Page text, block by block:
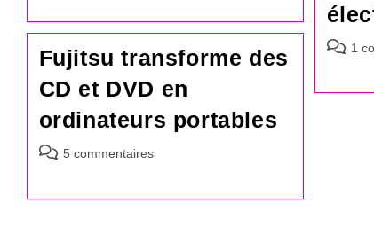
publication :
1
Fujitsu transforme des
CD et DVD en
ordinateurs portables
Commentaires
5 commentaires